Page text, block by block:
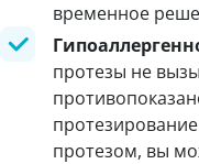
временное
протезы не
протезом, вы